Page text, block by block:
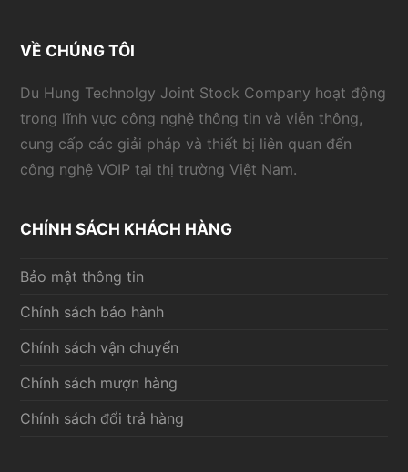
VỀ CHÚNG TÔI
Du Hung Technolgy Joint Stock Company hoạt động
trong lĩnh vực công nghệ thông tin và viễn thông,
cung cấp các giải pháp và thiết bị liên quan đến
công nghệ VOIP tại thị trường Việt Nam.
CHÍNH SÁCH KHÁCH HÀNG
Bảo mật thông tin
Chính sách bảo hành
Chính sách vận chuyển
Chính sách mượn hàng
Chính sách đổi trả hàng